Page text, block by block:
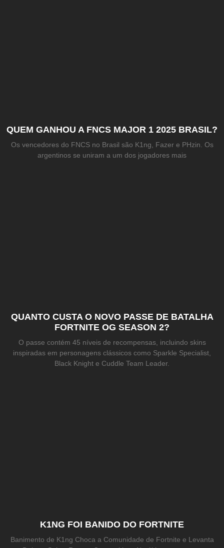
QUEM GANHOU A FNCS MAJOR 1 2025 BRASIL?
Os vencedores do FNCS no Brasil são K1ng, Fazer e PHzin. Os
argentinos se uniram a um dos jogadores mais
QUANTO CUSTA O NOVO PASSE DE BATALHA
FORTNITE OG SEASON 2?
O passe contém 45 níveis de recompensas, incluindo skins
inspiradas em personagens clássicos como Sparkle Specialist,
Black Knight e Cuddle Team Leader.
K1NG FOI BANIDO DO FORTNITE
Banimento de K1ng Choca a Comunidade de Fortnite e Levanta